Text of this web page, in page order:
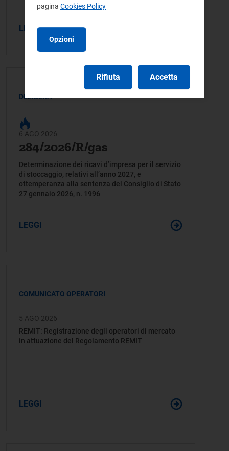
LEGGI
DELIBERA
6 AGO 2026
284/2026/R/gas
Determinazione dei ricavi d’impresa per il servizio
di stoccaggio, relativi all’anno 2027, e
ottemperanza alla sentenza del Consiglio di Stato
27 gennaio 2026, n. 1996
LEGGI
COMUNICATO OPERATORI
5 AGO 2026
REMIT: Registrazione degli operatori di mercato
in attuazione del Regolamento REMIT
LEGGI
pagina Cookies Policy
Opzioni
Rifiuta Accetta